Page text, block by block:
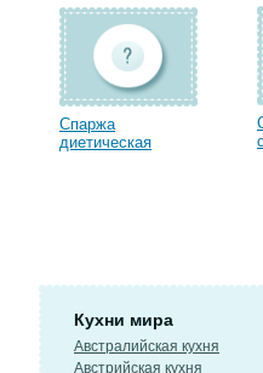
Спаржа
диетическая
Кухни мира
Австралийская кухня
Австрийская кухня